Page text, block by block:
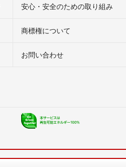
安心・安全のための取り組み
商標権について
お問い合わせ